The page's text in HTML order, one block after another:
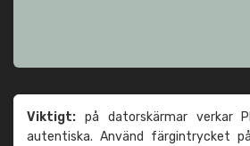
Viktigt: på datorskärmar verkar
autentiska. Använd färgintrycket